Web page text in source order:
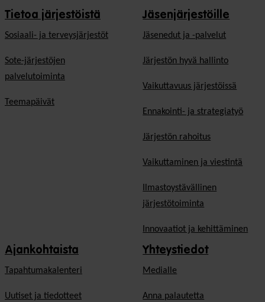
Tietoa järjestöistä
Sosiaali- ja terveysjärjestöt
Sote-järjestöjen
palvelutoiminta
Teemapäivät
Jäsenjärjestöille
Jäsen­edut ja -palvelut
Järjestön hyvä hallinto
Vaikuttavuus järjestöissä
Ennakointi- ja strategiatyö
Järjestön rahoitus
Vaikuttaminen ja viestintä
Ilmastoystävällinen
järjestötoiminta
Innovaatiot ja kehittäminen
Ajankohtaista
Tapahtumakalenteri
Uutiset ja tiedotteet
Yhteystiedot
Medialle
Anna palautetta